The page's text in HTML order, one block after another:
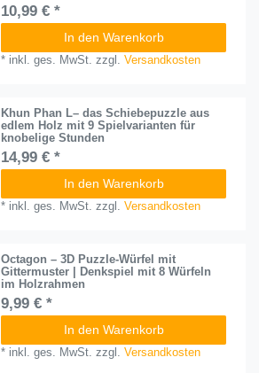
10,99 € *
In den Warenkorb
* inkl. ges. MwSt. zzgl.Versandkosten
Khun Phan L– das Schiebepuzzle aus
edlem Holz mit 9 Spielvarianten für
knobelige Stunden
14,99 € *
In den Warenkorb
* inkl. ges. MwSt. zzgl.Versandkosten
Octagon – 3D Puzzle-Würfel mit
Gittermuster | Denkspiel mit 8 Würfeln
im Holzrahmen
9,99 € *
In den Warenkorb
* inkl. ges. MwSt. zzgl.Versandkosten